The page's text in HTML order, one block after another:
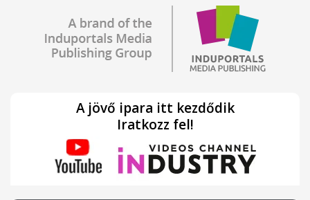
A jövő ipara itt kezdődik
Iratkozz fel!